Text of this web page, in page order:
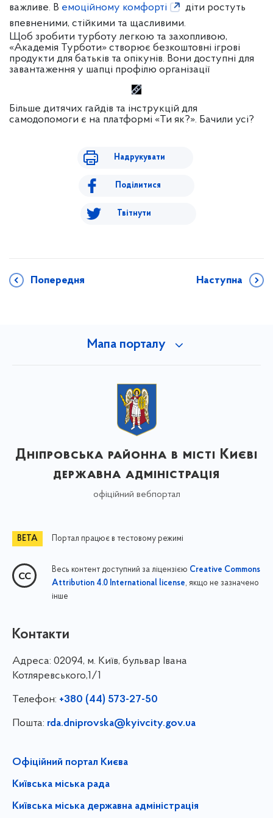
важливе. В емоційному комфорті
діти ростуть
впевненими, стійкими та щасливими.
Щоб зробити турботу легкою та захопливою,
«Академія Турботи» створює безкоштовні ігрові
продукти для батьків та опікунів. Вони доступні для
завантаження у шапці профілю організації
Більше дитячих гайдів та інструкцій для
самодопомоги є на платформі «Ти як?». Бачили усі?
Надрукувати
Поділитися
Твітнути
Попередня Наступна
Мапа порталу
Дніпровська районна в місті Києві
державна адміністрація
офіційний вебпортал
Портал працює в тестовому режимі
Весь контент доступний за ліцензією Creative Commons
Attribution 4.0 International license, якщо не зазначено
інше
Контакти
Адреса: 02094, м. Київ, бульвар Івана
Котляревського,1/1
Телефон: +380 (44) 573-27-50
Пошта: rda.dniprovska@kyivcity.gov.ua
Офіційний портал Києва
Київська міська рада
Київська міська державна адміністрація